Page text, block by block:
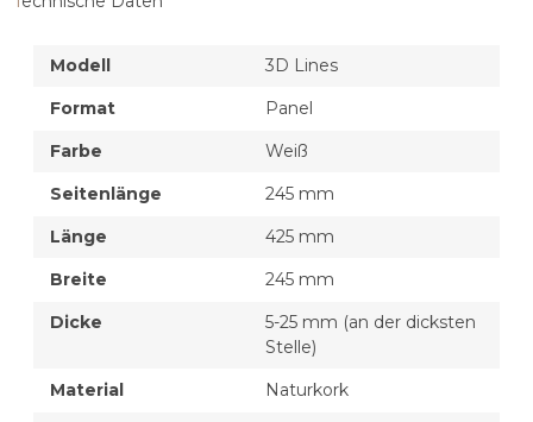
Modell
3D Lines
Format
Panel
Farbe
Weiß
Seitenlänge
245 mm
Länge
425 mm
Breite
245 mm
Dicke
5-25 mm (an der dicksten
Stelle)
Material
Naturkork